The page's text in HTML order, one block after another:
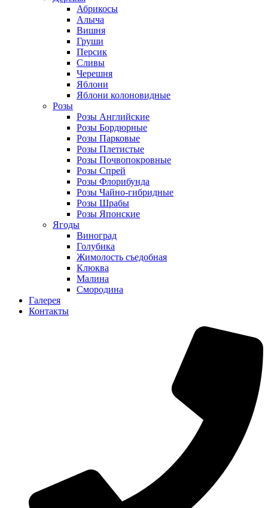
Абрикосы
Алыча
Вишня
Груши
Персик
Сливы
Черешня
Яблони
Яблони колоновидные
Розы
Розы Английские
Розы Бордюрные
Розы Парковые
Розы Плетистые
Розы Почвопокровные
Розы Спрей
Розы Флорибунда
Розы Чайно-гибридные
Розы Шрабы
Розы Японские
Ягоды
Виноград
Голубика
Жимолость съедобная
Клюква
Малина
Смородина
Галерея
Контакты